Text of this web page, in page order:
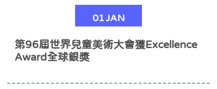
01 JAN
第96屆世界兒童美術大會獲Excellence
Award全球銀獎